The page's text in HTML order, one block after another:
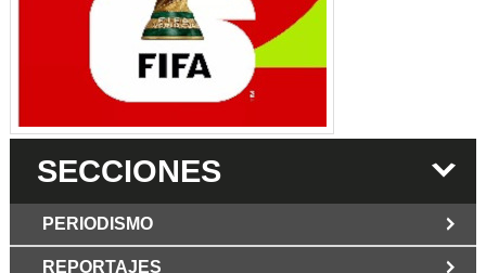
SECCIONES
PERIODISMO
REPORTAJES